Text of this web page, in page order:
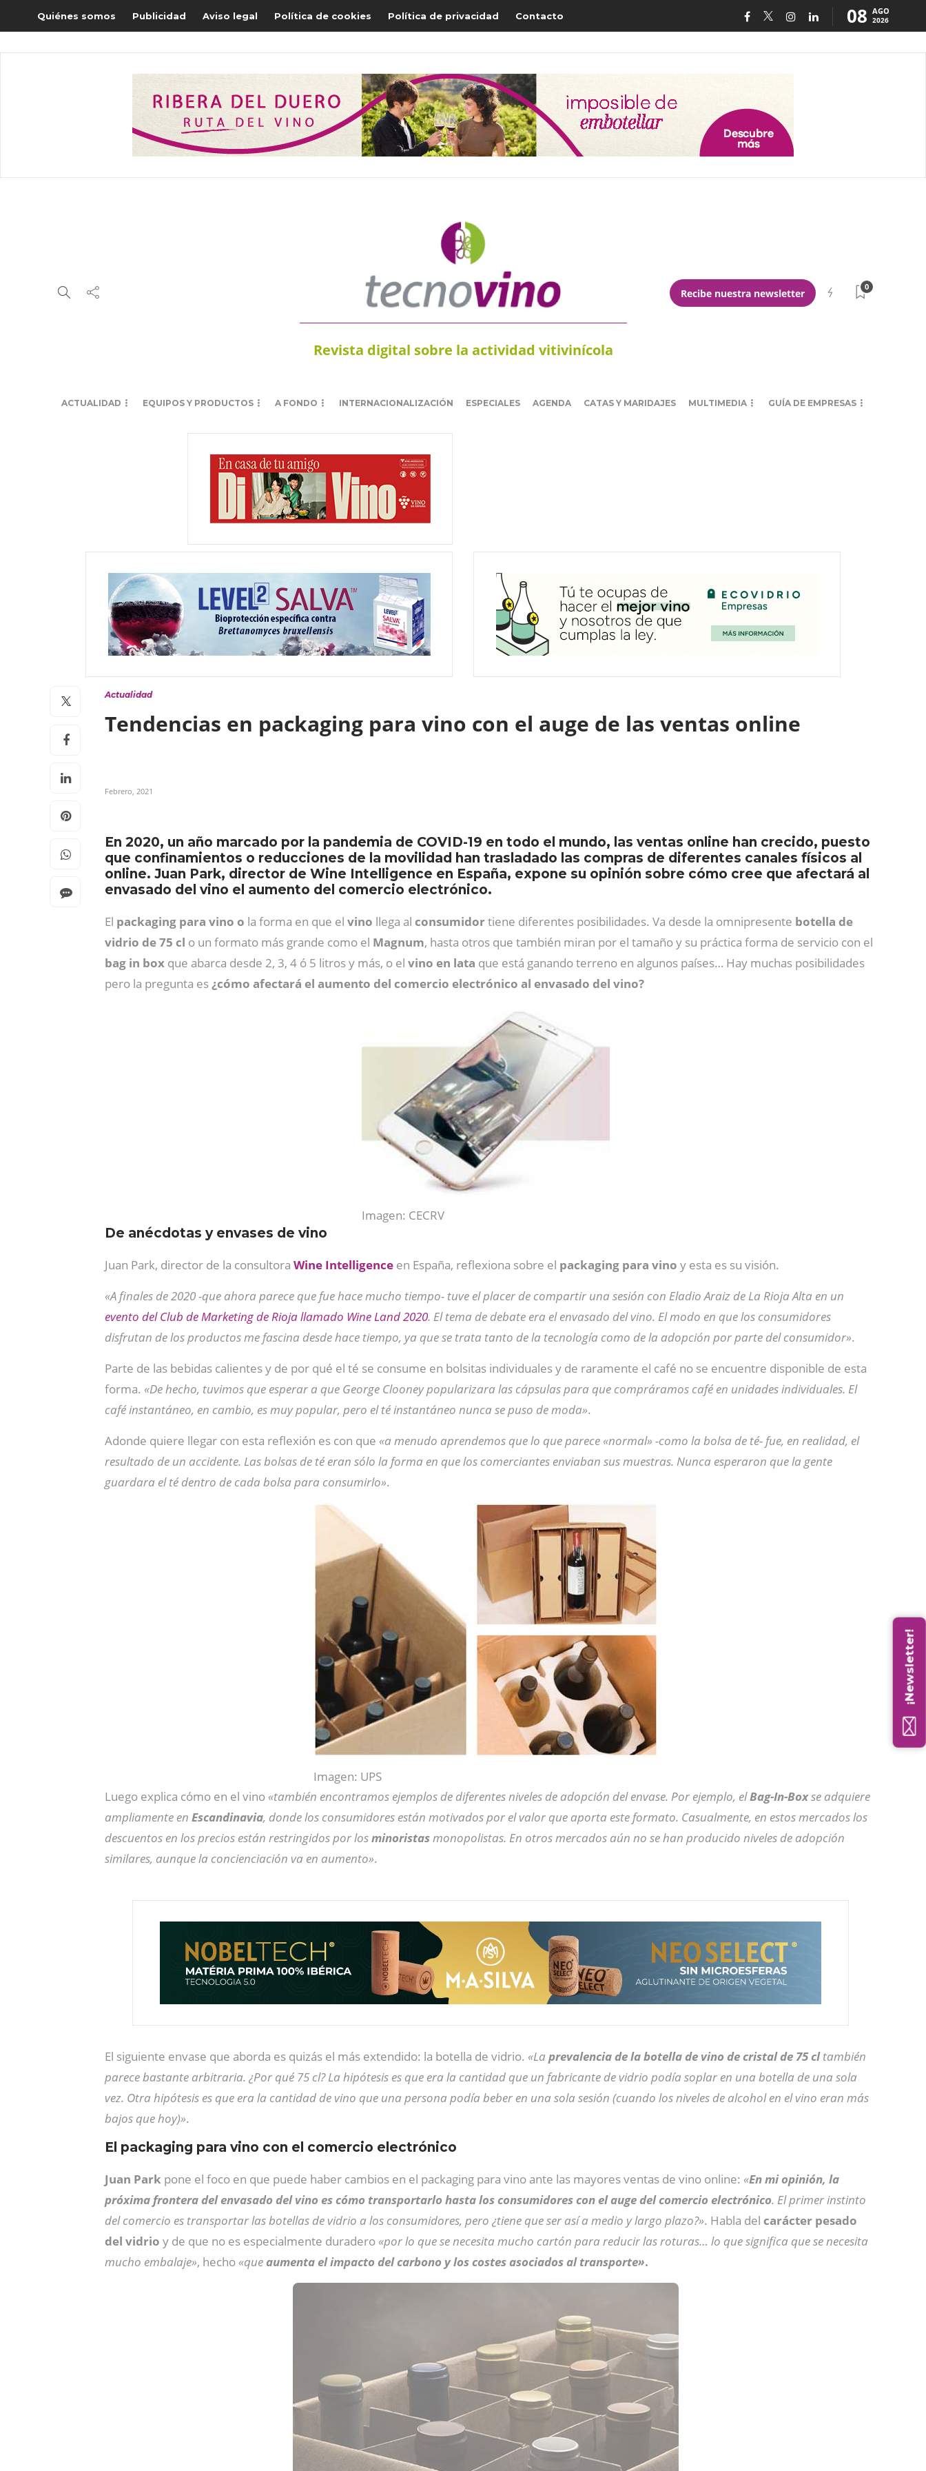
Quiénes somos Publicidad Aviso legal Política de cookies Política de privacidad Contacto 08 AGO
2026
Revista digital sobre la actividad vitivinícola
Recibe nuestra newsletter
0
ACTUALIDAD EQUIPOS Y PRODUCTOS A FONDO INTERNACIONALIZACIÓN ESPECIALES AGENDA CATAS Y MARIDAJES MULTIMEDIA GUÍA DE EMPRESAS
Actualidad
Tendencias en packaging para vino con el auge de las ventas online
Febrero, 2021
En 2020, un año marcado por la pandemia de COVID-19 en todo el mundo, las ventas online han crecido, puesto
que confinamientos o reducciones de la movilidad han trasladado las compras de diferentes canales físicos al
online. Juan Park, director de Wine Intelligence en España, expone su opinión sobre cómo cree que afectará al
envasado del vino el aumento del comercio electrónico.
El packaging para vino o la forma en que el vino llega al consumidortiene diferentes posibilidades. Va desde la omnipresente botella de
vidrio de 75 cl o un formato más grande como el Magnum, hasta otros que también miran por el tamaño y su práctica forma de servicio con el
bag in box que abarca desde 2, 3, 4 ó 5 litros y más, o el vino en lata que está ganando terreno en algunos países… Hay muchas posibilidades
pero la pregunta es¿cómo afectará el aumento del comercio electrónico al envasado del vino?
Imagen: CECRV
De anécdotas y envases de vino
Juan Park, director de la consultora Wine Intelligence en España, reflexiona sobre el packaging para vino y esta es su visión.
«A finales de 2020 -que ahora parece que fue hace mucho tiempo- tuve el placer de compartir una sesión con Eladio Araiz de La Rioja Alta en un
evento del Club de Marketing de Rioja llamado Wine Land 2020. El tema de debate era el envasado del vino. El modo en que los consumidores
disfrutan de los productos me fascina desde hace tiempo, ya que se trata tanto de la tecnología como de la adopción por parte del consumidor».
Parte de las bebidas calientes y de por qué el té se consume en bolsitas individuales y de raramente el café no se encuentre disponible de esta
forma. «De hecho, tuvimos que esperar a que George Clooney popularizara las cápsulas para que compráramos café en unidades individuales. El
café instantáneo, en cambio, es muy popular, pero el té instantáneo nunca se puso de moda».
Adonde quiere llegar con esta reflexión es con que «a menudo aprendemos que lo que parece «normal» -como la bolsa de té- fue, en realidad, el
resultado de un accidente. Las bolsas de té eran sólo la forma en que los comerciantes enviaban sus muestras. Nunca esperaron que la gente
guardara el té dentro de cada bolsa para consumirlo».
Imagen: UPS
Luego explica cómo en el vino «también encontramos ejemplos de diferentes niveles de adopción del envase. Por ejemplo, elBag-In-Boxse adquiere
ampliamente en Escandinavia, donde los consumidores están motivados por el valor que aporta este formato. Casualmente, en estos mercados los
descuentos en los precios están restringidos por losminoristasmonopolistas. En otros mercados aún no se han producido niveles de adopción
similares, aunque la concienciación va en aumento».
El siguiente envase que aborda es quizás el más extendido: la botella de vidrio. «La prevalencia de la botella de vino de cristal de 75 cltambién
parece bastante arbitraria. ¿Por qué 75 cl? La hipótesis es que era la cantidad que un fabricante de vidrio podía soplar en una botella de una sola
vez. Otra hipótesis es que era la cantidad de vino que una persona podía beber en una sola sesión (cuando los niveles de alcohol en el vino eran más
bajos que hoy)».
El packaging para vino con el comercio electrónico
Juan Park pone el foco en que puede haber cambios en el packaging para vino ante las mayores ventas de vino online: «En mi opinión, la
próxima frontera del envasado del vino es cómo transportarlo hasta los consumidores con el auge del comercio electrónico. El primer instinto
del comercio es transportar las botellas de vidrio a los consumidores, pero ¿tiene que ser así a medio y largo plazo?». Habla del carácter pesado
del vidrio y de que no es especialmente duradero «por lo que se necesita mucho cartón para reducir las roturas… lo que significa que se necesita
mucho embalaje», hecho «queaumenta el impacto del carbono y los costes asociados al transporte».
¡Newsletter!